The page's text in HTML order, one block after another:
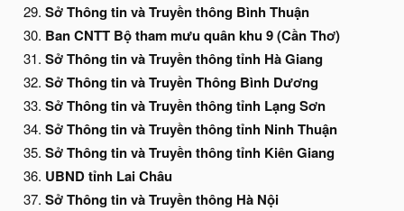
Sở Thông tin và Truyền thông Bình Thuận
Ban CNTT Bộ tham mưu quân khu 9 (Cần Thơ)
Sở Thông tin và Truyền thông tỉnh Hà Giang
Sở Thông tin và Truyền Thông Bình Dương
Sở Thông tin và Truyền thông tỉnh Lạng Sơn
Sở Thông tin và Truyền thông tỉnh Ninh Thuận
Sở Thông tin và Truyền thông tỉnh Kiên Giang
UBND tỉnh Lai Châu
Sở Thông tin và Truyền thông Hà Nội